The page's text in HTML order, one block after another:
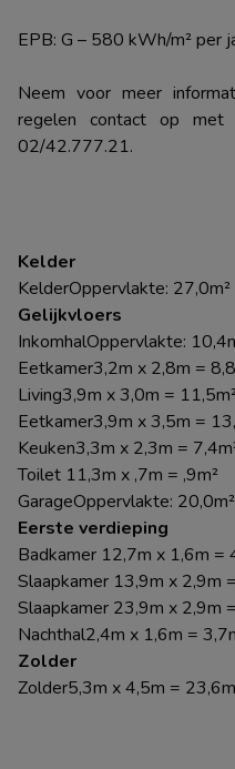
EPB: G – 580 kWh/m² per
Neem voor meer
regelen contact op
02/42.777.21.
Kelder
KelderOppervlakte: 27,0m²
Gelijkvloers
InkomhalOppervlakte:
Eetkamer3,2m x 2,8m =
Living3,9m x 3,0m =
Eetkamer3,9m x 3,5m =
Keuken3,3m x 2,3m =
Toilet 11,3m x ,7m = ,9m²
GarageOppervlakte: 20,0m²
Eerste verdieping
Badkamer 12,7m x 1,6m =
Slaapkamer 13,9m x 2,9m
Slaapkamer 23,9m x 2,9m
Nachthal2,4m x 1,6m =
Zolder
Zolder5,3m x 4,5m =